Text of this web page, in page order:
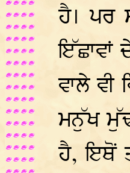
ਹੈ। ਪਰ
ਇੱਛਾਵਾਂ
ਵਾਲੇ ਵੀ
ਮਨੁੱਖ
ਹੈ, ਇਥੋਂ